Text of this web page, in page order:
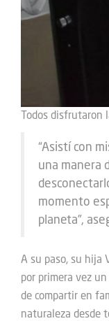
Todos disfrutaron
“Asistí con
una manera
momento
planeta”,
A su paso, su hija
por primera vez
de compartir en
naturaleza desde